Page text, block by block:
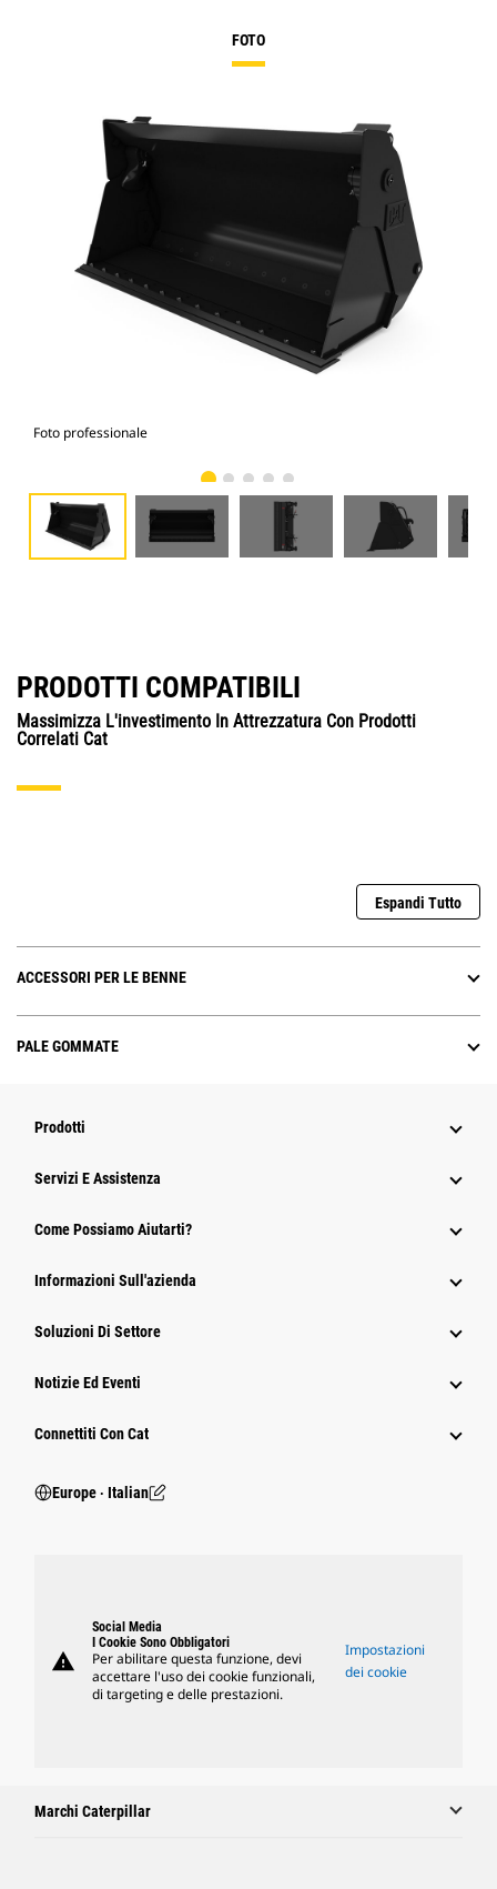
FOTO
Foto professionale
PRODOTTI COMPATIBILI
Massimizza L'investimento In Attrezzatura Con Prodotti
Correlati Cat
Espandi Tutto
ACCESSORI PER LE BENNE
PALE GOMMATE
Prodotti
Servizi E Assistenza
Come Possiamo Aiutarti?
Informazioni Sull'azienda
Soluzioni Di Settore
Notizie Ed Eventi
Connettiti Con Cat
Europe ‧ Italian
warning
Social Media
I Cookie Sono Obbligatori
Per abilitare questa funzione, devi
accettare l'uso dei cookie funzionali,
di targeting e delle prestazioni.
Impostazioni
dei cookie
Marchi Caterpillar